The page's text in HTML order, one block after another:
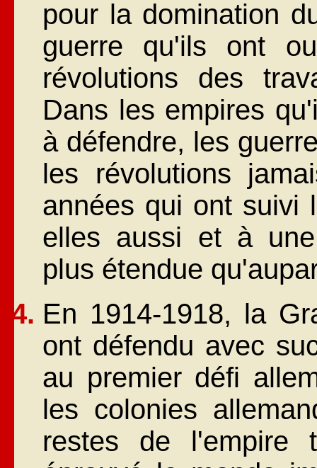
pour la domination
guerre qu'ils ont
révolutions des
Dans les empires
à défendre, les
les révolutions
années qui ont suivi
elles aussi et à une
plus étendue
En 1914-1918, la
ont défendu avec
au premier défi
les colonies
restes de l'empire